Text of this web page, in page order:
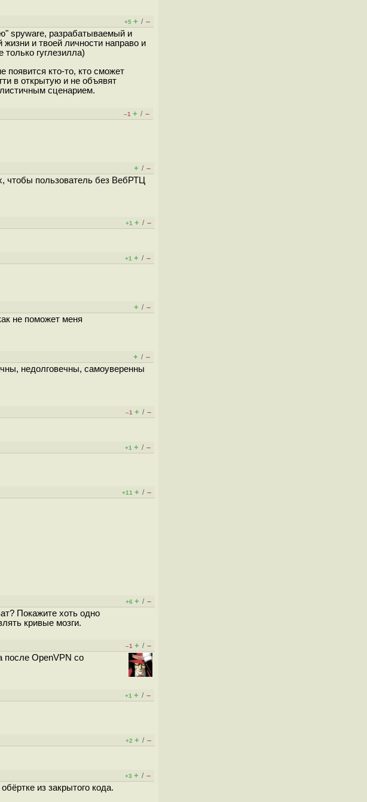
+5 + / –
spyware, разрабатываемый и
и твоей личности направо и
гуглезилла)
появится кто-то, кто сможет
в открытую и не объявят
сценарием.
–1 + / –
+ / –
чтобы пользователь без ВебРТЦ
+1 + / –
+1 + / –
+ / –
не поможет меня
+ / –
недолговечны, самоуверенны
–1 + / –
+1 + / –
+11 + / –
+6 + / –
Покажите хоть одно
кривые мозги.
–1 + / –
после OpenVPN со
+1 + / –
+2 + / –
+3 + / –
из закрытого кода.